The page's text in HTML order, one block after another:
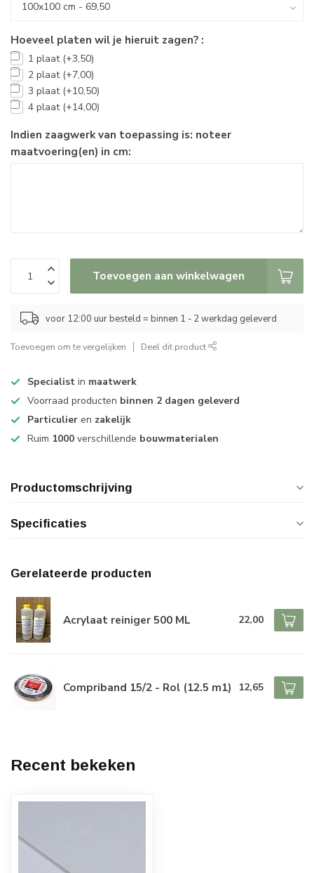
Hoeveel platen wil je hieruit zagen? :
1 plaat (+3,50)
2 plaat (+7,00)
3 plaat (+10,50)
4 plaat (+14,00)
Indien zaagwerk van toepassing is: noteer
maatvoering(en) in cm:
Toevoegen aan winkelwagen
voor 12:00 uur besteld = binnen 1 - 2 werkdag geleverd
Toevoegen om te vergelijken Deel dit product
Specialist in maatwerk
Voorraad producten binnen 2 dagen geleverd
Particulier en zakelijk
Ruim 1000 verschillende bouwmaterialen
Productomschrijving
Specificaties
Gerelateerde producten
Acrylaat reiniger 500 ML 22,00
Compriband 15/2 - Rol (12.5 m1) 12,65
Recent bekeken